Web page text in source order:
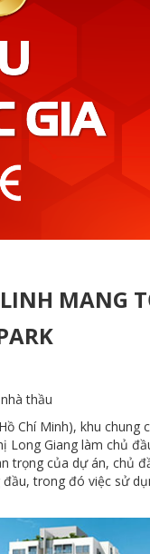
MANG
thầu
Chí Minh), khu
Long Giang làm chủ
trọng của dự án, chủ
trong đó việc sử